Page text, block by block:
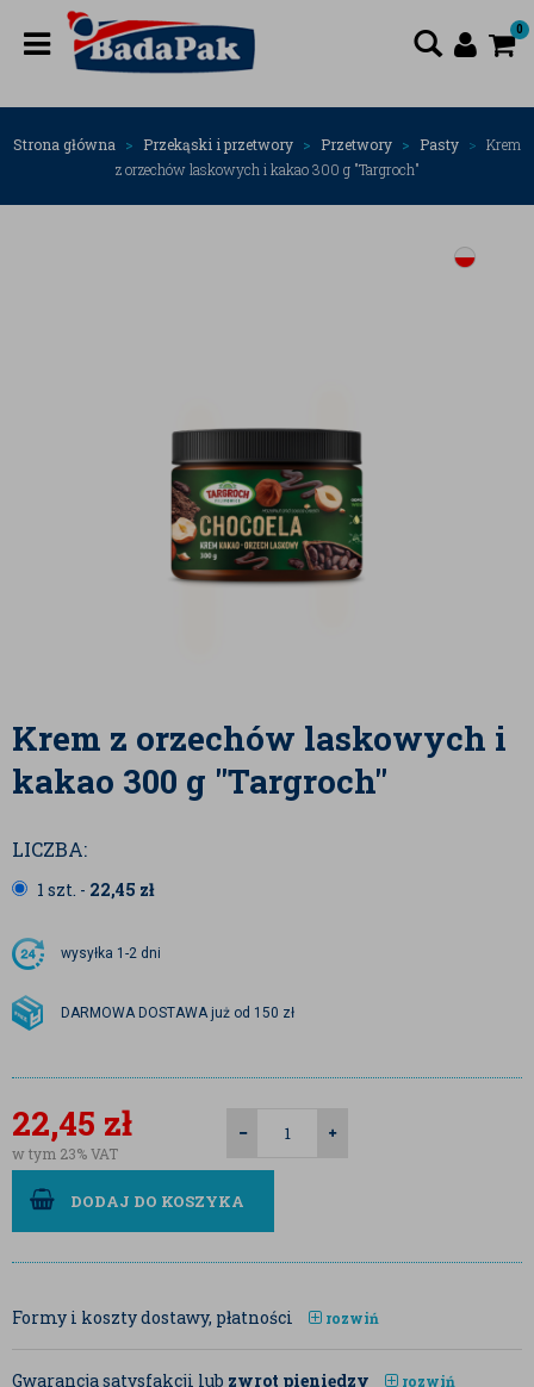
0
Strona główna Przekąski i przetwory Przetwory Pasty
Krem
z orzechów laskowych i kakao 300 g "Targroch"
Krem z orzechów laskowych i
kakao 300 g "Targroch"
LICZBA:
1 szt. - 22,45 zł
wysyłka 1-2 dni
DARMOWA DOSTAWA już od 150 zł
22,45 zł
w tym 23% VAT
DODAJ DO KOSZYKA
Formy i koszty dostawy, płatności rozwiń
Gwarancja satysfakcji lub zwrot pieniędzy rozwiń